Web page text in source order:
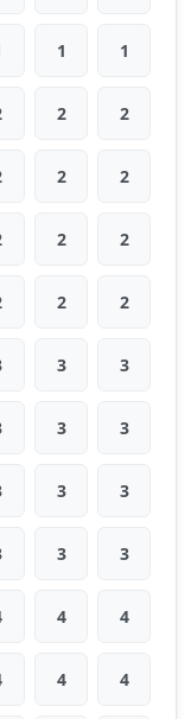
1 1
2 2
2 2
2 2
2 2
3 3
3 3
3 3
3 3
4 4
4 4